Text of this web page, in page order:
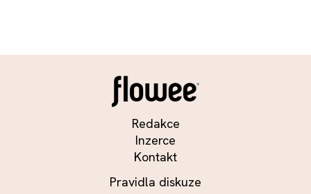
Redakce
Inzerce
Kontakt
Pravidla diskuze